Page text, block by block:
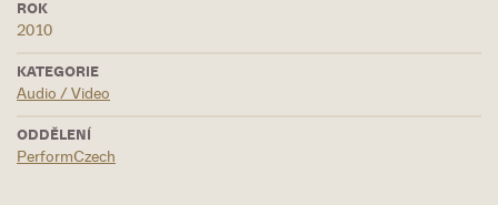
ROK
2010
KATEGORIE
Audio / Video
ODDĚLENÍ
PerformCzech